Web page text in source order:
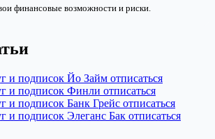
финансовые возможности и риски.
и подписок Йо Займ отписаться
и подписок Финли отписаться
и подписок Банк Грейс отписаться
и подписок Элеганс Бак отписаться